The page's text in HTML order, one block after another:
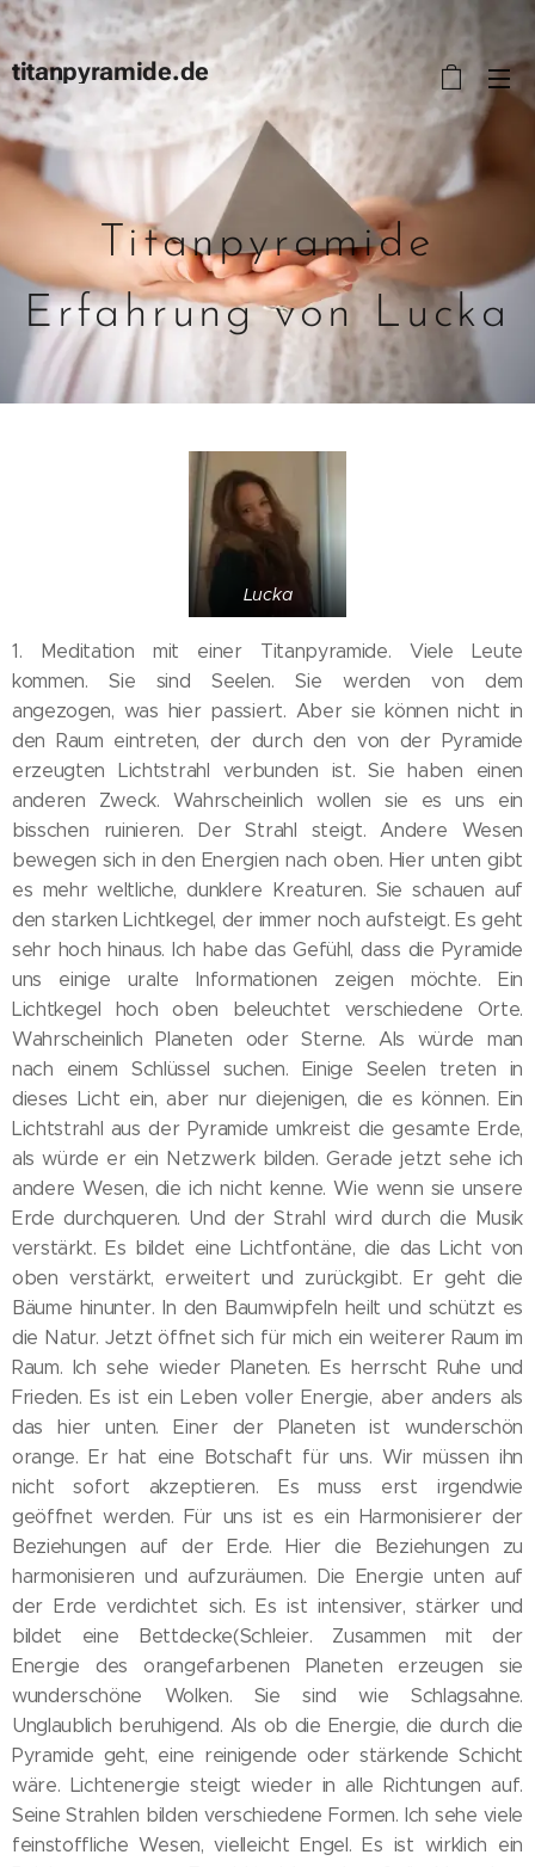
titanpyramide.de
Titanpyramide
Erfahrung von Lucka
Lucka
1. Meditation mit einer Titanpyramide. Viele Leute
kommen. Sie sind Seelen. Sie werden von dem
angezogen, was hier passiert. Aber sie können nicht in
den Raum eintreten, der durch den von der Pyramide
erzeugten Lichtstrahl verbunden ist. Sie haben einen
anderen Zweck. Wahrscheinlich wollen sie es uns ein
bisschen ruinieren. Der Strahl steigt. Andere Wesen
bewegen sich in den Energien nach oben. Hier unten gibt
es mehr weltliche, dunklere Kreaturen. Sie schauen auf
den starken Lichtkegel, der immer noch aufsteigt. Es geht
sehr hoch hinaus. Ich habe das Gefühl, dass die Pyramide
uns einige uralte Informationen zeigen möchte. Ein
Lichtkegel hoch oben beleuchtet verschiedene Orte.
Wahrscheinlich Planeten oder Sterne. Als würde man
nach einem Schlüssel suchen. Einige Seelen treten in
dieses Licht ein, aber nur diejenigen, die es können. Ein
Lichtstrahl aus der Pyramide umkreist die gesamte Erde,
als würde er ein Netzwerk bilden. Gerade jetzt sehe ich
andere Wesen, die ich nicht kenne. Wie wenn sie unsere
Erde durchqueren. Und der Strahl wird durch die Musik
verstärkt. Es bildet eine Lichtfontäne, die das Licht von
oben verstärkt, erweitert und zurückgibt. Er geht die
Bäume hinunter. In den Baumwipfeln heilt und schützt es
die Natur. Jetzt öffnet sich für mich ein weiterer Raum im
Raum. Ich sehe wieder Planeten. Es herrscht Ruhe und
Frieden. Es ist ein Leben voller Energie, aber anders als
das hier unten. Einer der Planeten ist wunderschön
orange. Er hat eine Botschaft für uns. Wir müssen ihn
nicht sofort akzeptieren. Es muss erst irgendwie
geöffnet werden. Für uns ist es ein Harmonisierer der
Beziehungen auf der Erde. Hier die Beziehungen zu
harmonisieren und aufzuräumen. Die Energie unten auf
der Erde verdichtet sich. Es ist intensiver, stärker und
bildet eine Bettdecke(Schleier. Zusammen mit der
Energie des orangefarbenen Planeten erzeugen sie
wunderschöne Wolken. Sie sind wie Schlagsahne.
Unglaublich beruhigend. Als ob die Energie, die durch die
Pyramide geht, eine reinigende oder stärkende Schicht
wäre. Lichtenergie steigt wieder in alle Richtungen auf.
Seine Strahlen bilden verschiedene Formen. Ich sehe viele
feinstoffliche Wesen, vielleicht Engel. Es ist wirklich ein